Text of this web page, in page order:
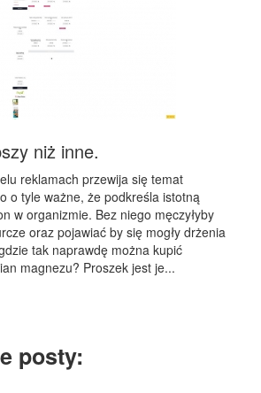
niż inne.
reklamach przewija się temat
o tyle ważne, że podkreśla istotną
w organizmie. Bez niego męczyłyby
oraz pojawiać by się mogły drżenia
tak naprawdę można kupić
magnezu? Proszek jest je...
posty: